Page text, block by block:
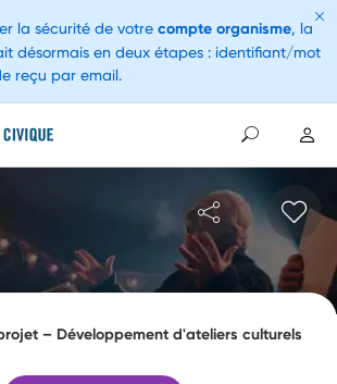
– Développement d'ateliers culturels
la sécurité de votre compte organisme, la
désormais en deux étapes : identifiant/mot
reçu par email.